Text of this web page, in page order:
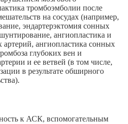
тромбоэмболии после
на сосудах (например,
эндартерэктомия сонных
ангиопластика и
артерий, ангиопластика сонных
глубоких вен и
и ее ветвей (в том числе,
в результате обширного
к АСК, вспомогательным